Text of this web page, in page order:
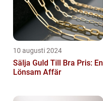
10 augusti 2024
Sälja Guld Till Bra Pris: En
Lönsam Affär